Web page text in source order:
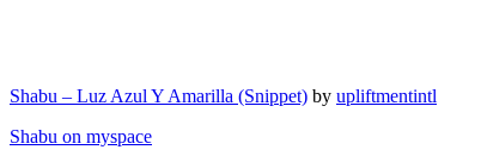
Shabu – Luz Azul Y Amarilla (Snippet) by upliftmentintl
Shabu on myspace